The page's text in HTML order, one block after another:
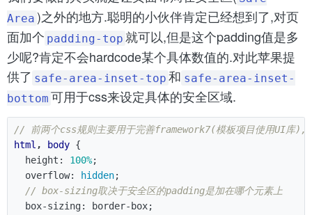
Area )之外的地方.聪明的小伙伴肯定已经想到了,对页
面加个 padding-top 就可以,但是这个padding值是多
少呢?肯定不会hardcode某个具体数值的.对此苹果提
供了 safe-area-inset-top 和 safe-area-inset-
bottom 可用于css来设定具体的安全区域.
// 前两个css规则主要用于完善framework7(模板项目使用UI库
html , body {
height : 100%;
overflow: hidden;
// box-sizing取决于安全区的padding是加在哪个元素上
box-sizing: border-box;